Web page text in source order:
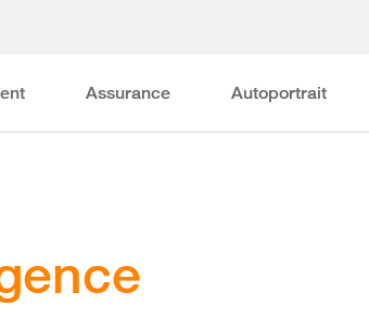
Assurance Autoportrait